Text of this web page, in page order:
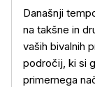
Današnji
na takšne in
vaših bivalnih
področij, ki si
primernega